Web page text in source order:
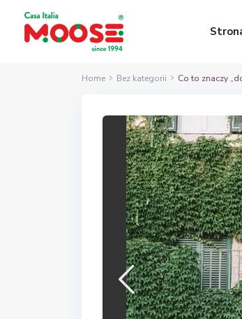
Home Bez kategorii Co to znaczy